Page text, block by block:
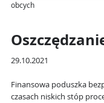
obcych
29.10.2021
Finansowa poduszka
czasach niskich stóp